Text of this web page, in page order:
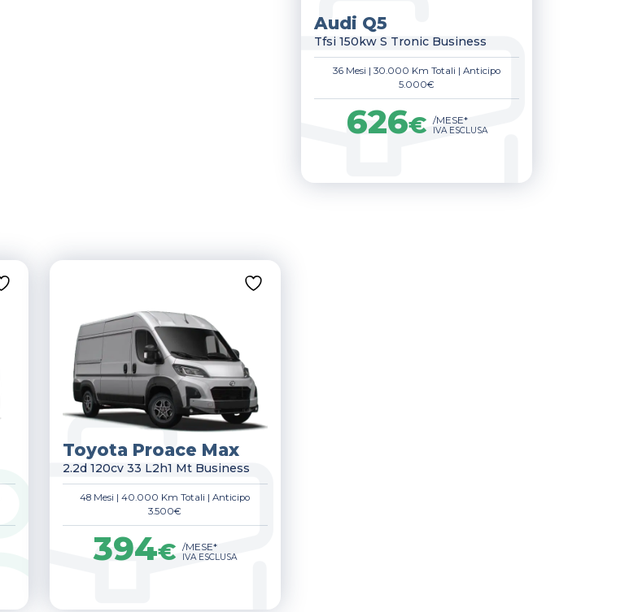
Audi Q5
Tfsi 150kw S Tronic Business
36 Mesi |30.000 Km Totali |Anticipo
5.000€
626€ /MESE*
IVA ESCLUSA
Toyota Proace Max
2.2d 120cv 33 L2h1 Mt Business
48 Mesi | 40.000 Km Totali | Anticipo
3.500€
394€ /MESE*
IVA ESCLUSA